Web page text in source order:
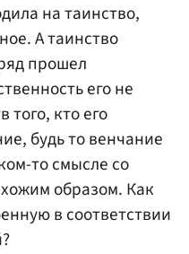
на таинство,
А таинство
прошел
его не
того, кто его
будь то венчание
то смысле со
образом. Как
в соответствии